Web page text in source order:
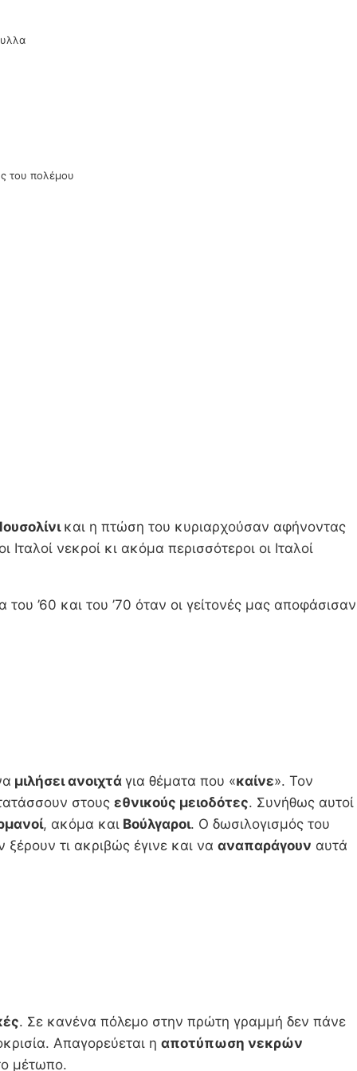
του πολέμου
και η πτώση του κυριαρχούσαν αφήνοντας
Ιταλοί νεκροί κι ακόμα περισσότεροι οι Ιταλοί
του ’60 και του ’70 όταν οι γείτονές μας αποφάσισαν
μιλήσει ανοιχτά για θέματα που «καίνε». Τον
στους εθνικούς μειοδότες. Συνήθως αυτοί
, ακόμα και Βούλγαροι. Ο δωσιλογισμός του
τι ακριβώς έγινε και να αναπαράγουν αυτά
. Σε κανένα πόλεμο στην πρώτη γραμμή δεν πάνε
Απαγορεύεται η αποτύπωση νεκρών
μέτωπο.